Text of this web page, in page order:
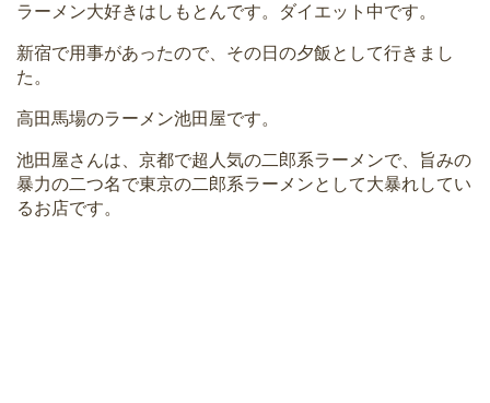
ラーメン大好きはしもとんです。ダイエット中です。
新宿で用事があったので、その日の夕飯として行きまし
た。
高田馬場のラーメン池田屋です。
池田屋さんは、京都で超人気の二郎系ラーメンで、旨みの
暴力の二つ名で東京の二郎系ラーメンとして大暴れしてい
るお店です。